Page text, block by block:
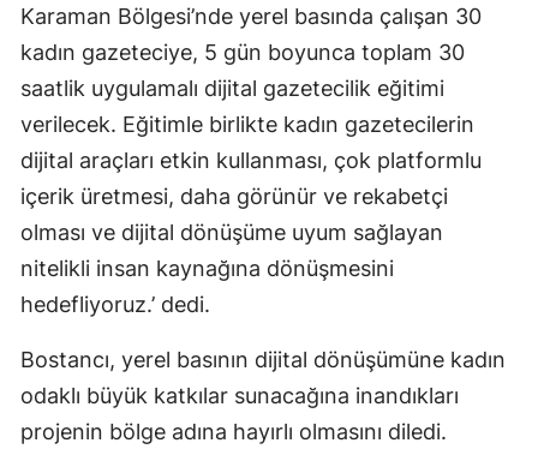
İstanbul
İzmir
Kars
Kastamonu
Kırklareli
Kocaeli
Konya
Karaman Bölgesi’nde yerel basında çalışan 30
kadın gazeteciye, 5 gün boyunca toplam 30
saatlik uygulamalı dijital gazetecilik eğitimi
verilecek. Eğitimle birlikte kadın gazetecilerin
dijital araçları etkin kullanması, çok platformlu
içerik üretmesi, daha görünür ve rekabetçi
olması ve dijital dönüşüme uyum sağlayan
nitelikli insan kaynağına dönüşmesini
hedefliyoruz.’ dedi.
Bostancı, yerel basının dijital dönüşümüne kadın
odaklı büyük katkılar sunacağına inandıkları
projenin bölge adına hayırlı olmasını diledi.